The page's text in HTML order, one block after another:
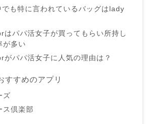
も特に言われているバッグはlady
はパパ活女子が買ってもらい所持し
が多い
がパパ活女子に人気の理由は？
すすめのアプリ
ズ
ス倶楽部